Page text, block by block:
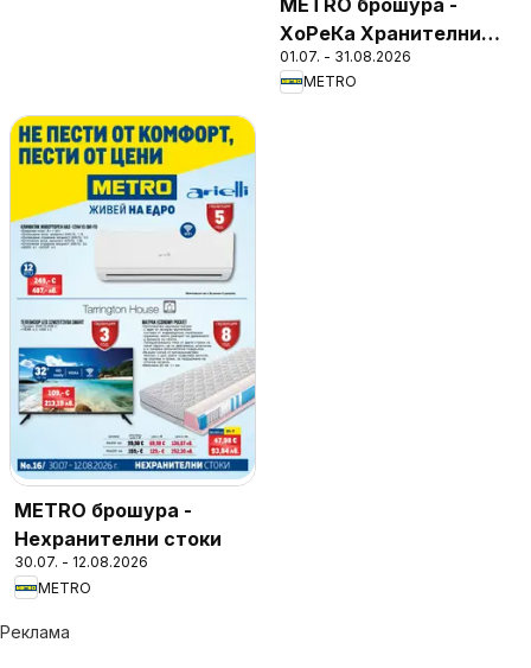
ХоРеКа Хранителни
стоки
01.07. - 31.08.2026
METRO
METRO брошура -
Нехранителни стоки
30.07. - 12.08.2026
METRO
Реклама